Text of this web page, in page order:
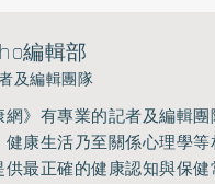
編輯部
及編輯團隊
網》有專業的記者及編輯
康生活乃至關係心理學
最正確的健康認知與保健